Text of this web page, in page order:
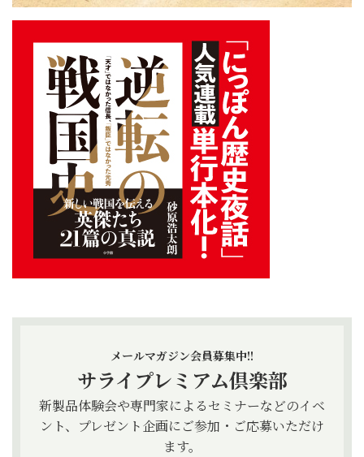
メールマガジン会員募集中!!
サライプレミアム倶楽部
新製品体験会や専門家によるセミナーなどのイベ
ント、プレゼント企画にご参加・ご応募いただけ
ます。